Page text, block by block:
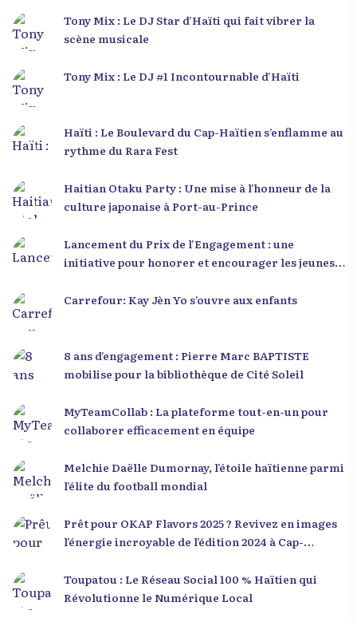
Tony Mix : Le DJ Star d’Haïti qui fait vibrer la
scène musicale
Tony Mix : Le DJ #1 Incontournable d’Haïti
Haïti : Le Boulevard du Cap-Haïtien s’enflamme au
rythme du Rara Fest
Haitian Otaku Party : Une mise à l’honneur de la
culture japonaise à Port-au-Prince
Lancement du Prix de l’Engagement : une
initiative pour honorer et encourager les jeunes
Carrefour: Kay Jèn Yo s’ouvre aux enfants
8 ans d’engagement : Pierre Marc BAPTISTE
mobilise pour la bibliothèque de Cité Soleil
MyTeamCollab : La plateforme tout-en-un pour
collaborer efficacement en équipe
Melchie Daëlle Dumornay, l’étoile haïtienne parmi
l’élite du football mondial
Prêt pour OKAP Flavors 2025 ? Revivez en images
l’énergie incroyable de l’édition 2024 à Cap-
Toupatou : Le Réseau Social 100 % Haïtien qui
Révolutionne le Numérique Local